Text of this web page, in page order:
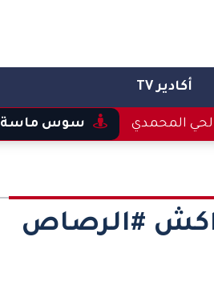
أكادير TV
المحمدي سوس ماسة
#الرصاص